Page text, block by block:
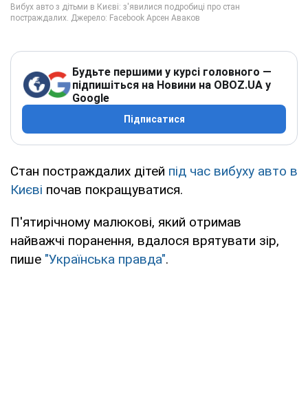
Будьте першими у курсі головного —
підпишіться на Новини на OBOZ.UA у
Google
Підписатися
Стан постраждалих дітей під час вибуху авто в
Києві почав покращуватися.
П'ятирічному малюкові, який отримав
найважчі поранення, вдалося врятувати зір,
пише "Українська правда".